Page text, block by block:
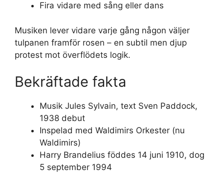
Fira vidare med sång eller dans
Musiken lever vidare varje gång någon väljer
tulpanen framför rosen – en subtil men djup
protest mot överflödets logik.
Bekräftade fakta
Musik Jules Sylvain, text Sven Paddock,
1938 debut
Inspelad med Waldimirs Orkester (nu
Waldimirs)
Harry Brandelius föddes 14 juni 1910, dog
5 september 1994